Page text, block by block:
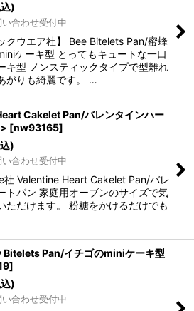
)
合わせ受付中
クウエア社】 Bee Bitelets Pan/蜜蜂
ケーキ型 とってもキュートな一口
キ型 ノンスティックタイプで型離れ
がりも綺麗です。 …
Cakelet Pan/バレンタインハー
[nw93165]
)
合わせ受付中
社 Valentine Heart Cakelet Pan/バレ
トパン 家庭用オーブンのサイズで気
ただけます。 粉糖をかけるだけでも
Pan/イチゴのminiケーキ型
]
)
合わせ受付中